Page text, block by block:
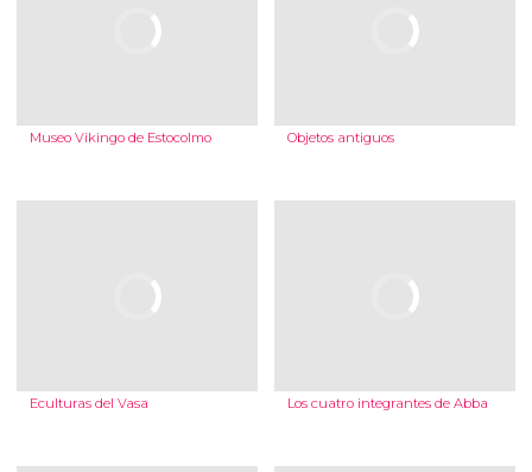
Museo Vikingo de Estocolmo Objetos antiguos
Eculturas del Vasa Los cuatro integrantes de Abba